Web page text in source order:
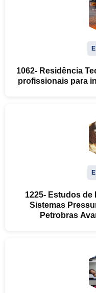
1062- Residência
profissionais para
1225- Estudos
Sistemas
Petrobras